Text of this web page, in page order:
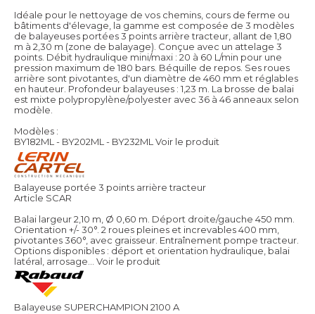
Idéale pour le nettoyage de vos chemins, cours de ferme ou
bâtiments d'élevage, la gamme est composée de 3 modèles
de balayeuses portées 3 points arrière tracteur, allant de 1,80
m à 2,30 m (zone de balayage). Conçue avec un attelage 3
points. Débit hydraulique mini/maxi : 20 à 60 L/min pour une
pression maximum de 180 bars. Béquille de repos. Ses roues
arrière sont pivotantes, d'un diamètre de 460 mm et réglables
en hauteur. Profondeur balayeuses : 1,23 m. La brosse de balai
est mixte polypropylène/polyester avec 36 à 46 anneaux selon
modèle.
Modèles :
BY182ML - BY202ML - BY232ML Voir le produit
Balayeuse portée 3 points arrière tracteur
Article SCAR
Balai largeur 2,10 m, Ø 0,60 m. Déport droite/gauche 450 mm.
Orientation +/- 30°. 2 roues pleines et increvables 400 mm,
pivotantes 360°, avec graisseur. Entraînement pompe tracteur.
Options disponibles : déport et orientation hydraulique, balai
latéral, arrosage...
Voir le produit
Balayeuse SUPERCHAMPION 2100 A